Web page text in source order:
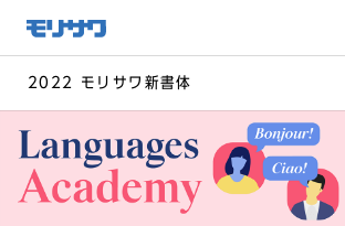
メ
ニュー
飛ばし
へ移動
2022 モリサワ新書体